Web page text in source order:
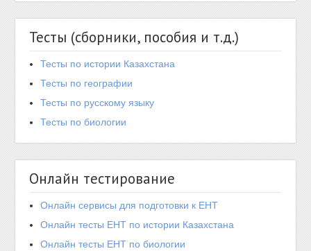
Тесты (сборники, пособия и т.д.)
Тесты по истории Казахстана
Тесты по географии
Тесты по русскому языку
Тесты по биологии
Онлайн тестирование
Онлайн сервисы для подготовки к ЕНТ
Онлайн тесты ЕНТ по истории Казахстана
Онлайн тесты ЕНТ по биологии